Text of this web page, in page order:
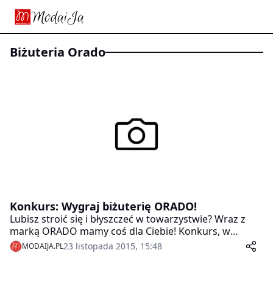
biżuteria Orado
Konkurs: Wygraj biżuterię ORADO!
Lubisz stroić się i błyszczeć w towarzystwie? Wraz z
marką ORADO mamy coś dla Ciebie! Konkurs, w
którym możecie wygrać niezwykle oryginalne i
eleganckie kolczyki Kometa!
MODAIJA.PL23 listopada 2015, 15:48